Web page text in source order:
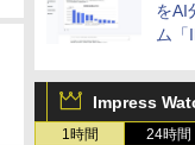
をAI
ム「
Impress
1時間 24時間